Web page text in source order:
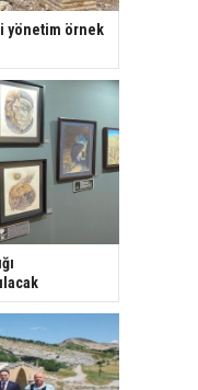
yönetim örnek